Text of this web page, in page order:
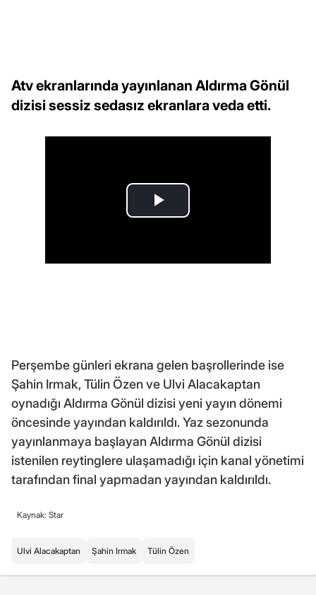
Atv ekranlarında yayınlanan Aldırma Gönül
dizisi sessiz sedasız ekranlara veda etti.
Perşembe günleri ekrana gelen başrollerinde ise
Şahin Irmak, Tülin Özen ve Ulvi Alacakaptan
oynadığı Aldırma Gönül dizisi yeni yayın dönemi
öncesinde yayından kaldırıldı. Yaz sezonunda
yayınlanmaya başlayan Aldırma Gönül dizisi
istenilen reytinglere ulaşamadığı için kanal yönetimi
tarafından final yapmadan yayından kaldırıldı.
Kaynak: Star
Ulvi Alacakaptan Şahin Irmak Tülin Özen